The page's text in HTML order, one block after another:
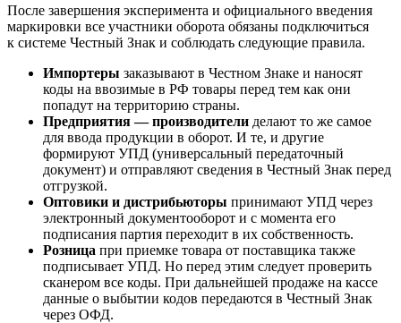
После завершения эксперимента и официального введения
маркировки все участники оборота обязаны подключиться
к системе Честный Знак и соблюдать следующие правила.
Импортеры заказывают в Честном Знаке и наносят
коды на ввозимые в РФ товары перед тем как они
попадут на территорию страны.
Предприятия — производители делают то же самое
для ввода продукции в оборот. И те, и другие
формируют УПД (универсальный передаточный
документ) и отправляют сведения в Честный Знак перед
отгрузкой.
Оптовики и дистрибьюторы принимают УПД через
электронный документооборот и с момента его
подписания партия переходит в их собственность.
Розница при приемке товара от поставщика также
подписывает УПД. Но перед этим следует проверить
сканером все коды. При дальнейшей продаже на кассе
данные о выбытии кодов передаются в Честный Знак
через ОФД.